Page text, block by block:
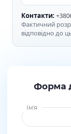
Контакти:
Фактичний
відповідно до
Форма
Ім'я